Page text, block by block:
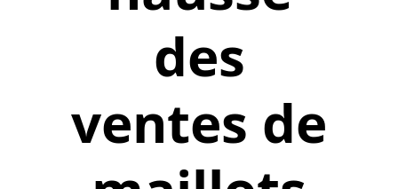
des
ventes de